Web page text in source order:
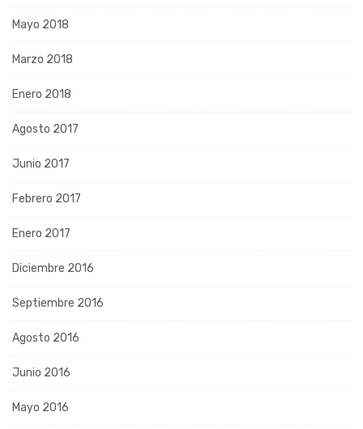
Mayo 2018
Marzo 2018
Enero 2018
Agosto 2017
Junio 2017
Febrero 2017
Enero 2017
Diciembre 2016
Septiembre 2016
Agosto 2016
Junio 2016
Mayo 2016